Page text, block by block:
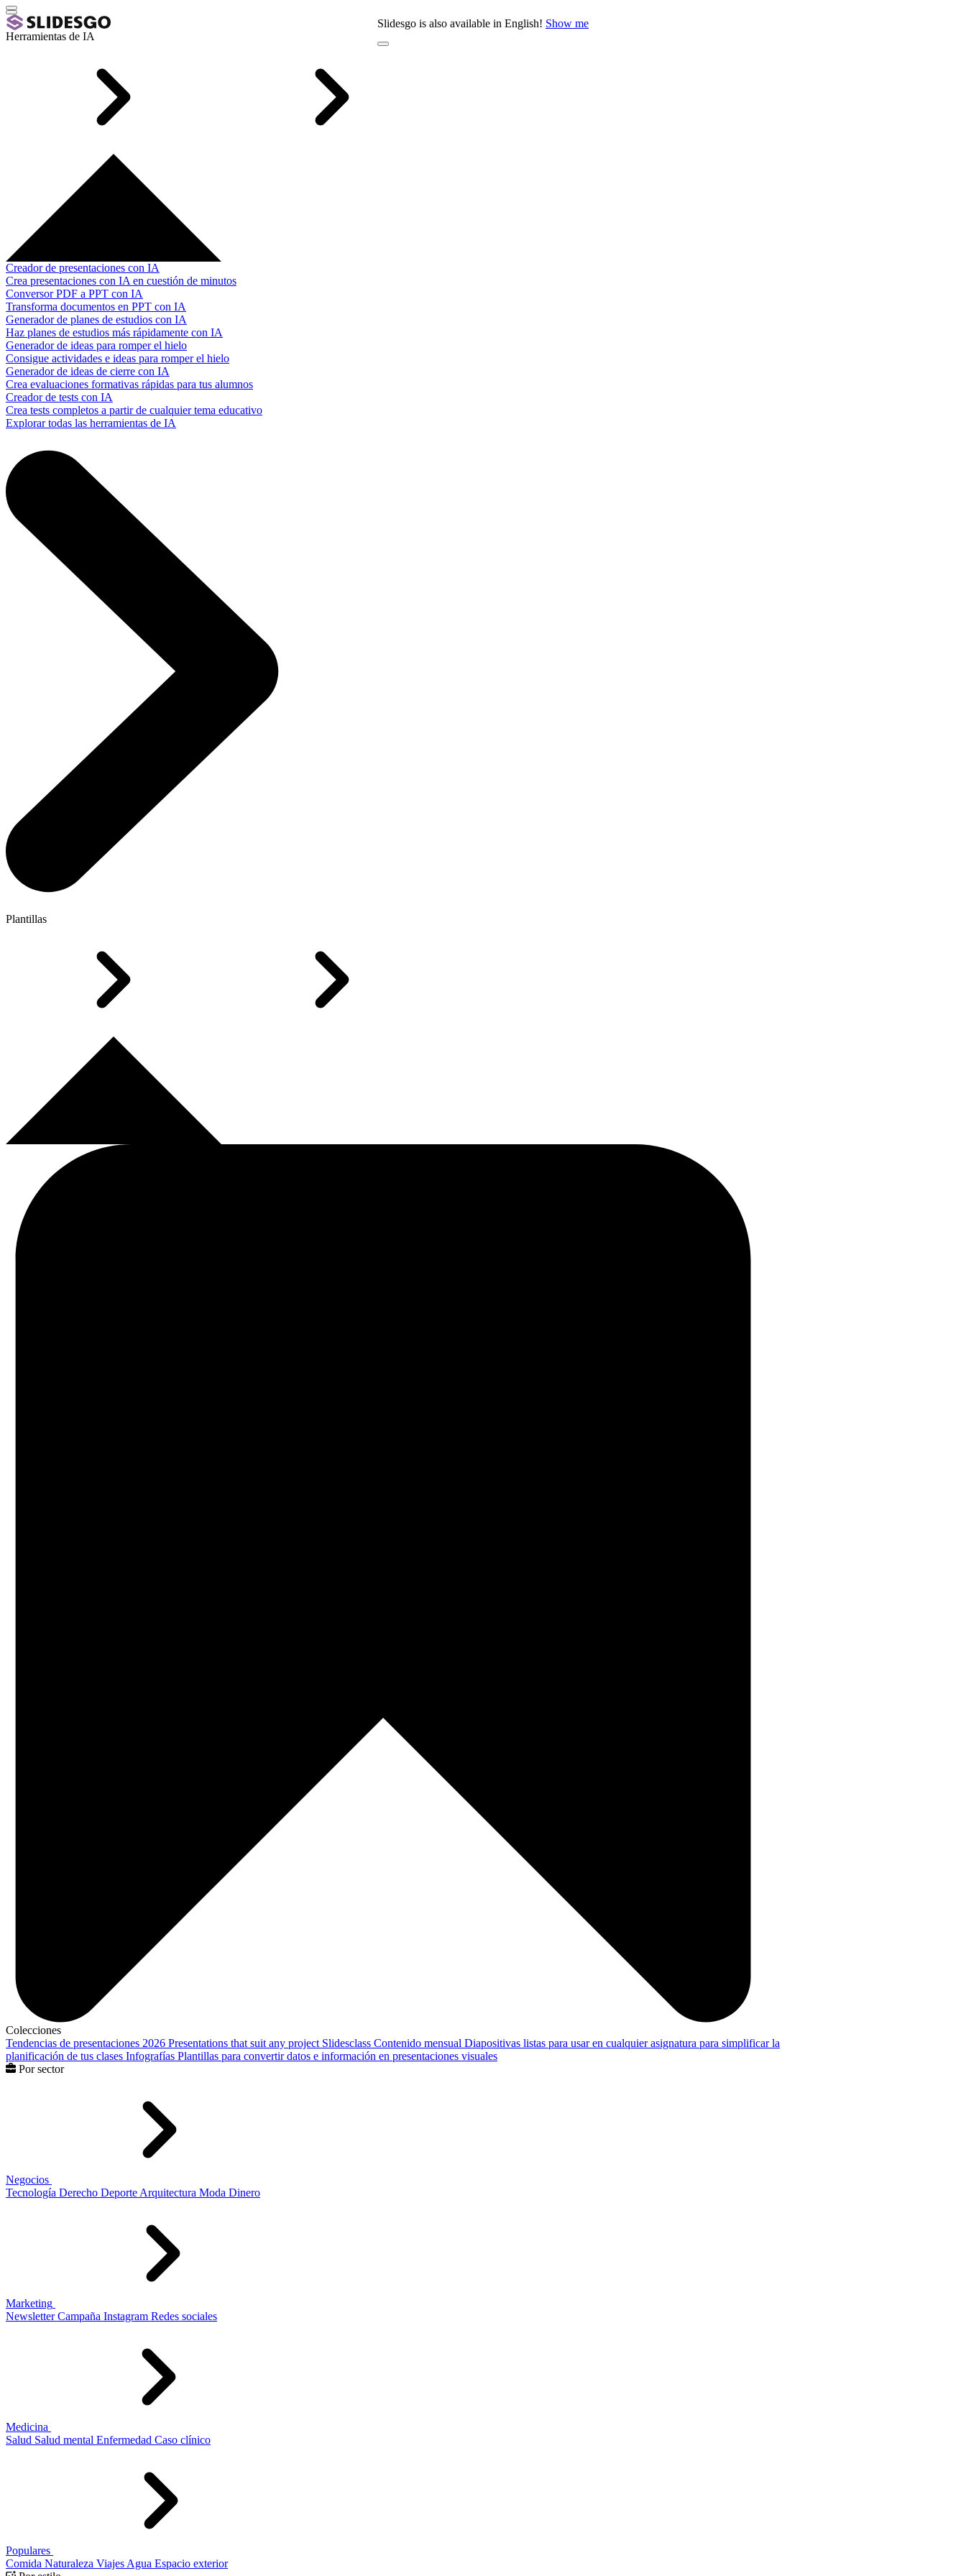
Slidesgo is also available in English! Show me
Herramientas de IA
Creador de presentaciones con IA
Crea presentaciones con IA en cuestión de minutos
Conversor PDF a PPT con IA
Transforma documentos en PPT con IA
Generador de planes de estudios con IA
Haz planes de estudios más rápidamente con IA
Generador de ideas para romper el hielo
Consigue actividades e ideas para romper el hielo
Generador de ideas de cierre con IA
Crea evaluaciones formativas rápidas para tus alumnos
Creador de tests con IA
Crea tests completos a partir de cualquier tema educativo
Explorar todas las herramientas de IA
Plantillas
Colecciones
Tendencias de presentaciones 2026 Presentations that suit any project Slidesclass Contenido mensual Diapositivas listas para usar en cualquier asignatura para simplificar la
planificación de tus clases Infografías Plantillas para convertir datos e información en presentaciones visuales
Por sector
Negocios
Tecnología Derecho Deporte Arquitectura Moda Dinero
Marketing
Newsletter Campaña Instagram Redes sociales
Medicina
Salud Salud mental Enfermedad Caso clínico
Populares
Comida Naturaleza Viajes Agua Espacio exterior